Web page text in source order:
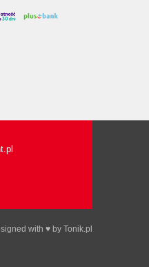
with ♥ by Tonik.pl